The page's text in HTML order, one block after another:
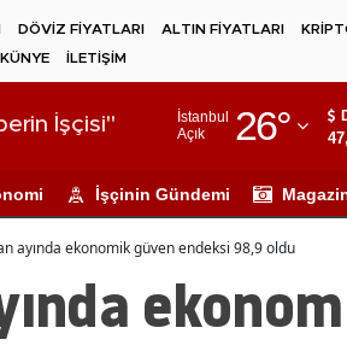
DÖVİZ FİYATLARI ALTIN FİYATLARI
KÜNYE İLETİŞİM
İşçisi"
İstanbul
Açık
26°
Adıyaman
Ağrı
Ankara
İşçinin Gündemi
ayında ekonomik güven endeksi 98,9 oldu